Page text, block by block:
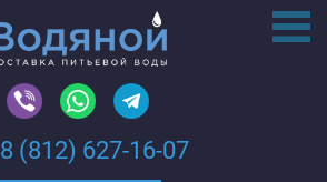
8 (812) 627-16-07